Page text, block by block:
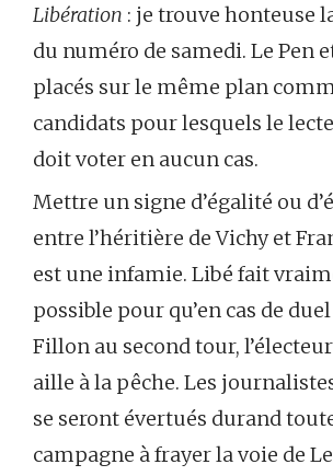
Libération : je trouve honteuse
du numéro de samedi. Le Pen
placés sur le même plan
candidats pour lesquels le
doit voter en aucun cas.
Mettre un signe d’égalité ou
entre l’héritière de Vichy et
est une infamie. Libé fait
possible pour qu’en cas de
Fillon au second tour,
aille à la pêche. Les
se seront évertués durand
campagne à frayer la voie de